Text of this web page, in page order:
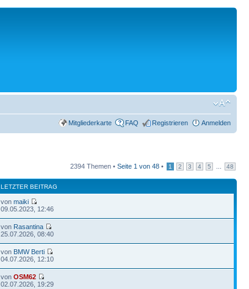
Mitgliederkarte FAQ Registrieren Anmelden
2394 Themen • Seite 1 von 48 • 1 2 3 4 5 48
LETZTER BEITRAG
vonmaiki
09.05.2023, 12:46
von Rasantina
25.07.2026, 08:40
von BMW Berti
04.07.2026, 12:10
vonOSM62
02.07.2026, 19:29